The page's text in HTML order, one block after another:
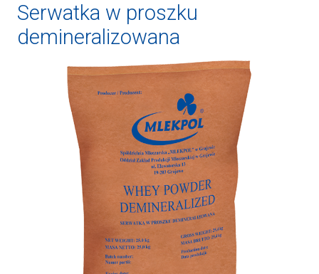
Serwatka w proszku
demineralizowana